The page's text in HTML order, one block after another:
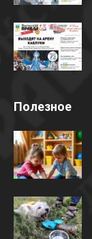
Полезное